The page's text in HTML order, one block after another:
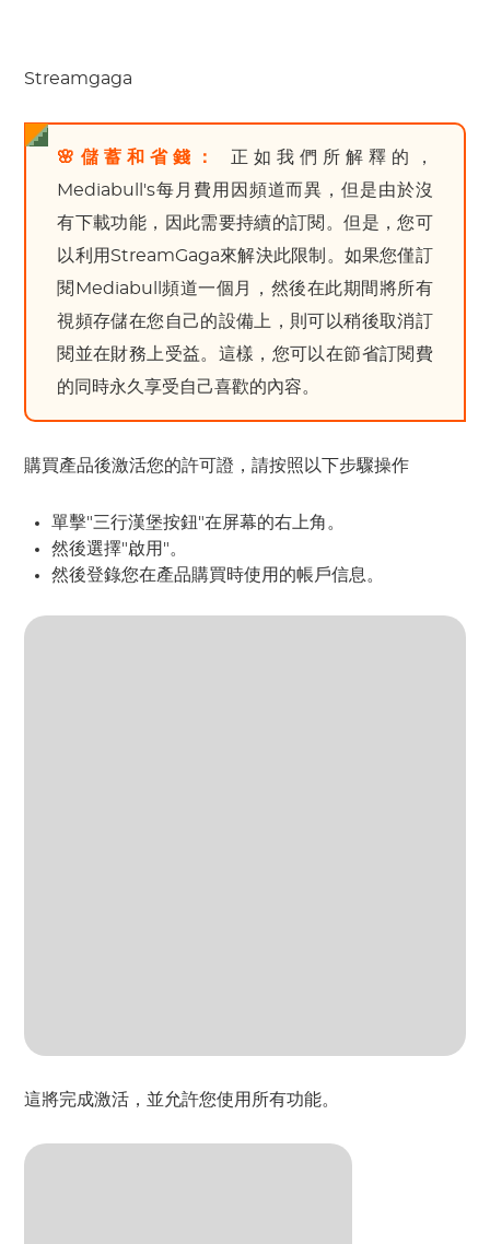
Streamgaga
🌸儲蓄和省錢：
正如我們所解釋的，
Mediabull's每月費用因頻道而異，但是由於沒
有下載功能，因此需要持續的訂閱。但是，您可
以利用StreamGaga來解決此限制。如果您僅訂
閱Mediabull頻道一個月，然後在此期間將所有
視頻存儲在您自己的設備上，則可以稍後取消訂
閱並在財務上受益。這樣，您可以在節省訂閱費
的同時永久享受自己喜歡的內容。
購買產品後激活您的許可證，請按照以下步驟操作
單擊"三行漢堡按鈕"在屏幕的右上角。
然後選擇"啟用"。
然後登錄您在產品購買時使用的帳戶信息。
這將完成激活，並允許您使用所有功能。